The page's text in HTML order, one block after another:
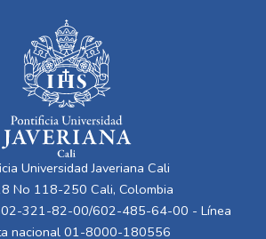
Universidad Javeriana Cali
No 118-250 Cali, Colombia
321-82-00/602-485-64-00 - Línea
nacional 01-8000-180556